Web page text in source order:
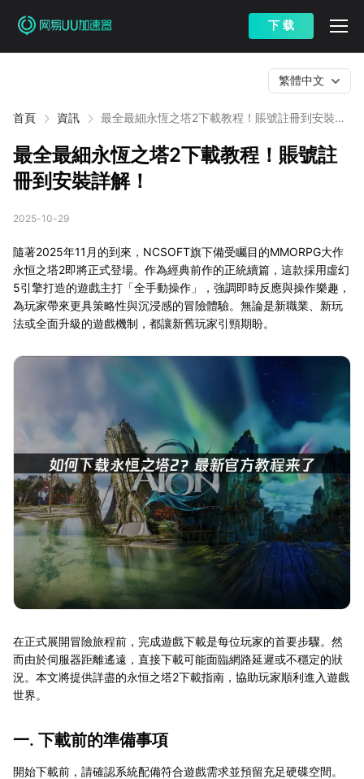
下 载
首頁 資訊
最全最細永恆之塔2下載教程！賬號註冊到安裝詳
繁體中文
最全最細永恆之塔2下載教程！賬號註
冊到安裝詳解！
2025-10-29
隨著2025年11月的到來，NCSOFT旗下備受矚目的MMORPG大作
永恒之塔2即將正式登場。作為經典前作的正統續篇，這款採用虛幻
5引擎打造的遊戲主打「全手動操作」，強調即時反應與操作樂趣，
為玩家帶來更具策略性與沉浸感的冒險體驗。無論是新職業、新玩
法或全面升級的遊戲機制，都讓新舊玩家引頸期盼。
在正式展開冒險旅程前，完成遊戲下載是每位玩家的首要步驟。然
而由於伺服器距離遙遠，直接下載可能面臨網路延遲或不穩定的狀
況。本文將提供詳盡的永恒之塔2下載指南，協助玩家順利進入遊戲
世界。
一. 下載前的準備事項
開始下載前，請確認系統配備符合遊戲需求並預留充足硬碟空間。